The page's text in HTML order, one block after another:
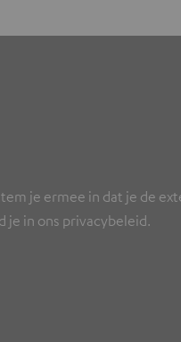
je ermee in dat je de
je in ons privacybeleid.